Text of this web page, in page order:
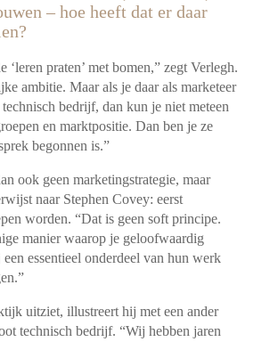
– hoe heeft dat er daar
‘leren praten’ met bomen,” zegt Verlegh.
ambitie. Maar als je daar als marketeer
bedrijf, dan kun je niet meteen
en marktpositie. Dan ben je ze
begonnen is.”
ook geen marketingstrategie, maar
naar Stephen Covey: eerst
worden. “Dat is geen soft principe.
manier waarop je geloofwaardig
essentieel onderdeel van hun werk
uitziet, illustreert hij met een ander
technisch bedrijf. “Wij hebben jaren